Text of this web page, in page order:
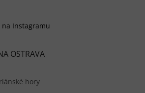
na Instagramu
OSTRAVA
hory